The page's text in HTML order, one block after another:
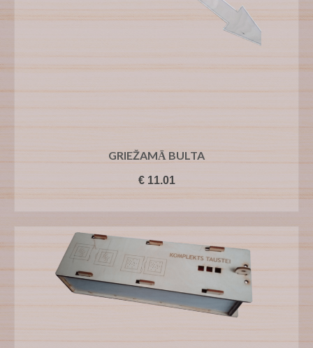
GRIEŽAMĀ BULTA
€11.01
PIEVIENOT GROZAM